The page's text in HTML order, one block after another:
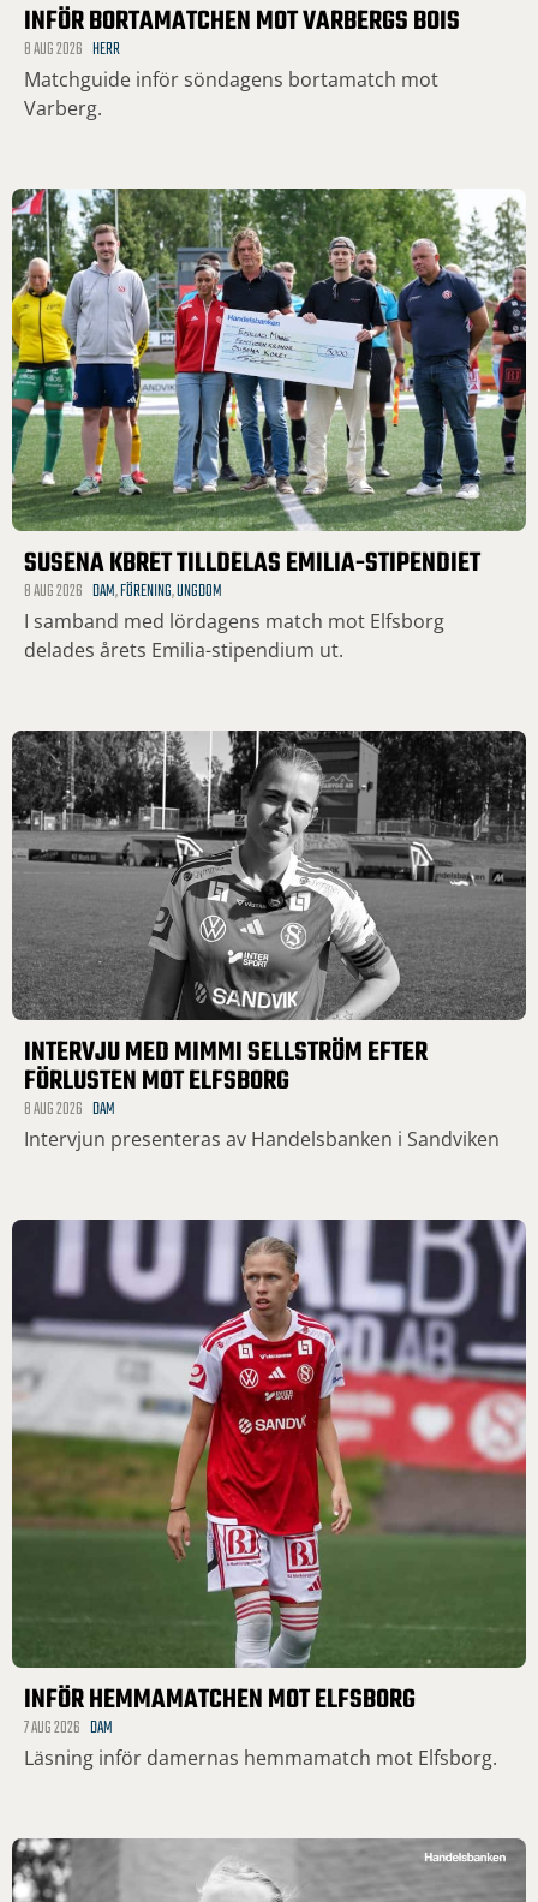
INFÖR BORTAMATCHEN MOT VARBERGS BOIS
8 AUG 2026 HERR
Matchguide inför söndagens bortamatch mot
Varberg.
SUSENA KBRET TILLDELAS EMILIA-STIPENDIET
8 AUG 2026 DAM,FÖRENING,UNGDOM
I samband med lördagens match mot Elfsborg
delades årets Emilia-stipendium ut.
INTERVJU MED MIMMI SELLSTRÖM EFTER
FÖRLUSTEN MOT ELFSBORG
8 AUG 2026 DAM
Intervjun presenteras av Handelsbanken i Sandviken
INFÖR HEMMAMATCHEN MOT ELFSBORG
7 AUG 2026 DAM
Läsning inför damernas hemmamatch mot Elfsborg.